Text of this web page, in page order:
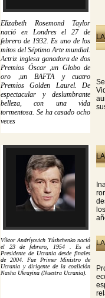
Elizabeth Rosemond Taylor
nació en Londres el 27 de
febrero de 1932. Es uno de los
mitos del Séptimo Arte mundial.
Actriz inglesa ganadora de dos
Premios Óscar ,un Globo de
oro ,un BAFTA y cuatro
Premios Golden Laurel. De
espectacular y deslumbrante
belleza, con una vida
tormentosa. Se ha casado ocho
veces
Víktor Andríyovich Yúshchenko nació
el 23 de febrero, 1954 . Es el
Presidente de Ucrania desde finales
de 2004. Fue Primer Ministro de
Ucrania y dirigente de la coalición
Nasha Ukrayina (Nuestra Ucrania).